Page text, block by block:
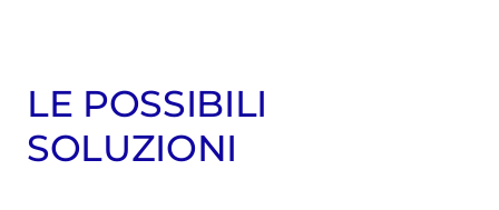
LE POSSIBILI
SOLUZIONI